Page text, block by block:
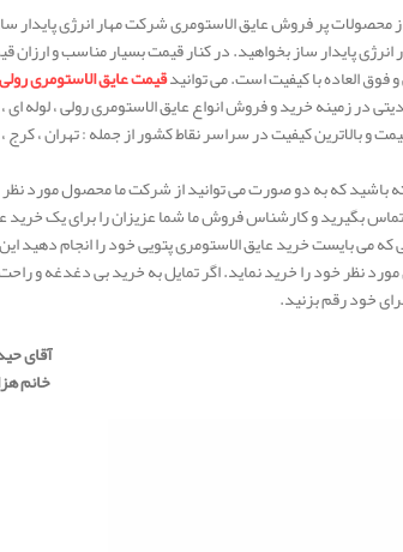
محصولات پر فروش عایق الاستومری شرکت مهار انرژی پایدار
پایدار ساز بخواهید. در کنار قیمت بسیار مناسب و ارزان
و فوق العاده با کیفیت است. می توانیدقیمت عایق الاستومری رولی
در زمینه خرید و فروش انواع عایق الاستومری رولی ، لوله
و بالاترین کیفیت در سراسر نقاط کشور از جمله : تهران ،
باشید که به دو صورت می توانید از شرکت ما محصول مورد
بگیرید و کارشناس فروش ما شما عزیزان را برای یک خرید
می بایست خرید عایق الاستومری پتویی خود را انجام دهید
نظر خود را خرید نماید. اگر تمایل به خرید بی دغدغه و
خود رقم بزنید.
آقای
خانم